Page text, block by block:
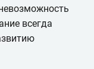
всегда